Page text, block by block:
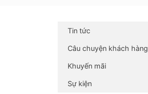
Tin tức
Câu chuyện khách hàng
Khuyến mãi
Sự kiện